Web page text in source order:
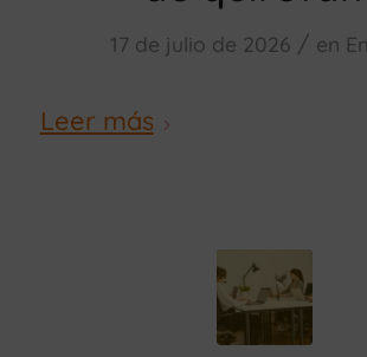
17 de julio de 2026 / en
Leer más